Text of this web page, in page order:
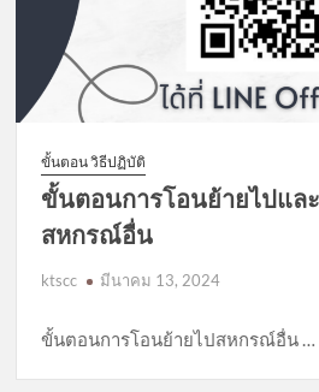
ขั้นตอน วิธีปฏิบัติ
ขั้นตอนการโอนย้ายไปแล
สหกรณ์อื่น
ktscc มีนาคม 13, 2024
ขั้นตอนการโอนย้ายไปสหกรณ์อื่น …